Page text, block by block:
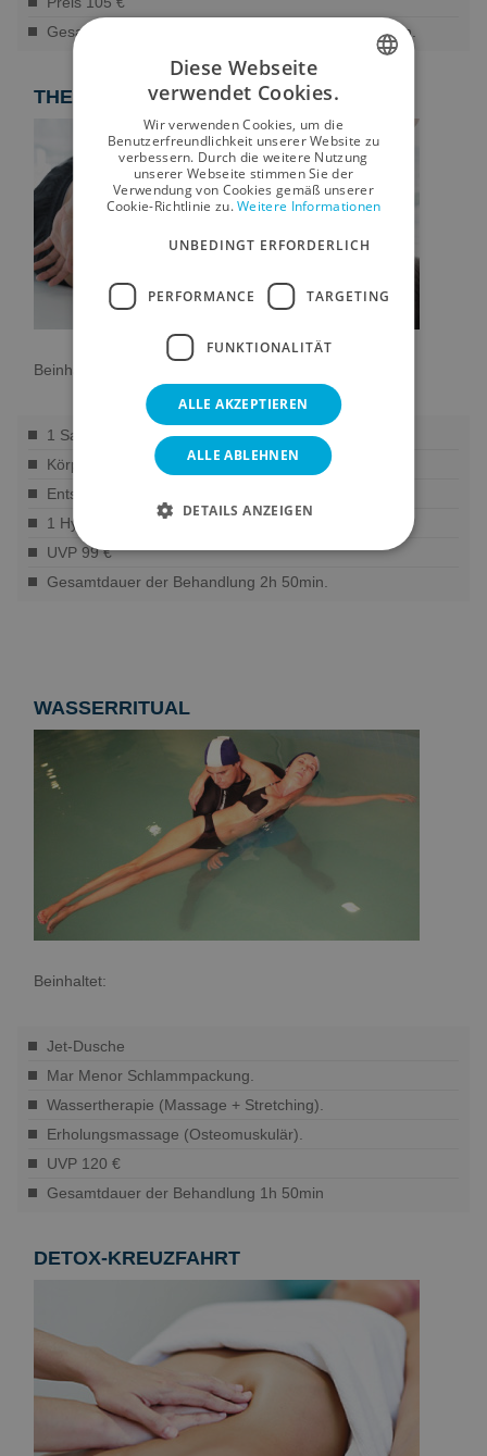
Gesamtdauer der Behandlung 2 Stunden 15 Minuten.
THERAPIE DES MAR MENOR
Beinhaltet:
1 Salinas Spa Circuit (60 Minuten).
Körperpeeling mit Schlamm und Salz.
Entspannende therapeutische Massage.
1 Hydromassagebad mit Magnesium
UVP 99 €
Gesamtdauer der Behandlung 2h 50min.
WASSERRITUAL
Beinhaltet:
Jet-Dusche
Mar Menor Schlammpackung.
Wassertherapie (Massage + Stretching).
Erholungsmassage (Osteomuskulär).
UVP 120 €
Gesamtdauer der Behandlung 1h 50min
DETOX-KREUZFAHRT
SPANISH
ENGLISH
GERMAN
RUSSIAN
FRENCH
Diese Webseite
verwendet Cookies.
Wir verwenden Cookies, um die
Benutzerfreundlichkeit unserer Website zu
verbessern. Durch die weitere Nutzung
unserer Webseite stimmen Sie der
Verwendung von Cookies gemäß unserer
Cookie-Richtlinie zu.Weitere Informationen
UNBEDINGT ERFORDERLICH
PERFORMANCE TARGETING
FUNKTIONALITÄT
ALLE AKZEPTIEREN
ALLE ABLEHNEN
DETAILS ANZEIGEN